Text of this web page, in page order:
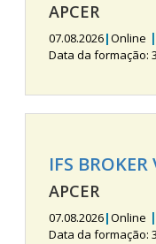
APCER
07.08.2026|Online |
Data da formação:
IFS
APCER
07.08.2026|Online |
Data da formação: